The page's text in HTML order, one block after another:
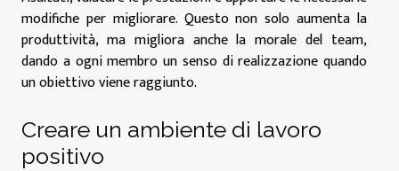
modifiche per migliorare. Questo non solo aumenta la
produttività, ma migliora anche la morale del team,
dando a ogni membro un senso di realizzazione quando
un obiettivo viene raggiunto.
Creare un ambiente di lavoro
positivo